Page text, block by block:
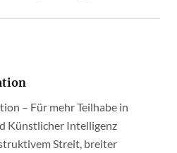
– Für mehr Teilhabe in
Künstlicher Intelligenz
Streit, breiter